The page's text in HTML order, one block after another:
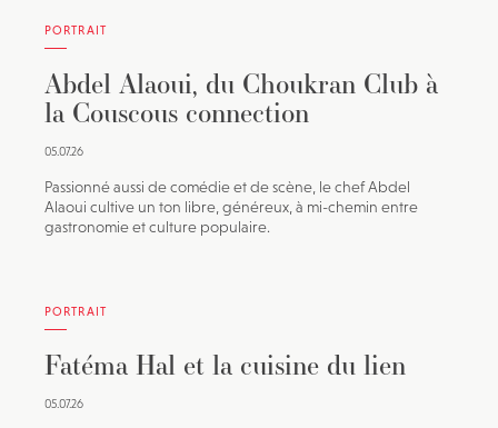
PORTRAIT
Abdel Alaoui, du Choukran Club à
la Couscous connection
05.07.26
Passionné aussi de comédie et de scène, le chef Abdel
Alaoui cultive un ton libre, généreux, à mi-chemin entre
gastronomie et culture populaire.
PORTRAIT
Fatéma Hal et la cuisine du lien
05.07.26